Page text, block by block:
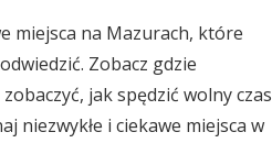
miejsca na Mazurach, które
Zobacz gdzie
jak spędzić wolny czas
niezwykłe i ciekawe miejsca w